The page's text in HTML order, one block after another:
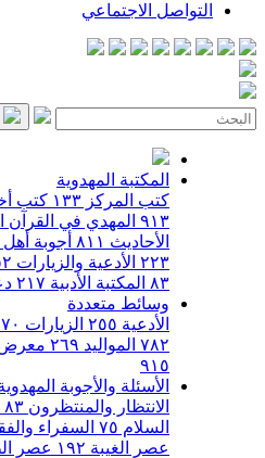
التواصل الاجتماعي
المكتبة المهدوية
كتب المركز ١٣٣ كتب
٩١٣ المهدي في القرآن
الأحاديث ٨١١ أجوبة
٢٢٣ الأدعية والزيارات
٨٣ المكتبة الأدبية ٢١٧
وسائط متعددة
الأدعية ٢٥٥ الزيارات ٧٠
٧٨٢ المواليد ٢٦٩ معرض
٩١٥
الأسئلة والأجوبة
الانتظار والمنتظرون ٨٣
السلام ٧٥ السفراء
عصر الغيبة ١٩٢ عصر